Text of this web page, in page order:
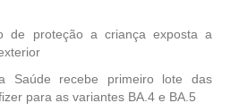
de proteção a criança exposta a
Saúde recebe primeiro lote das
para as variantes BA.4 e BA.5